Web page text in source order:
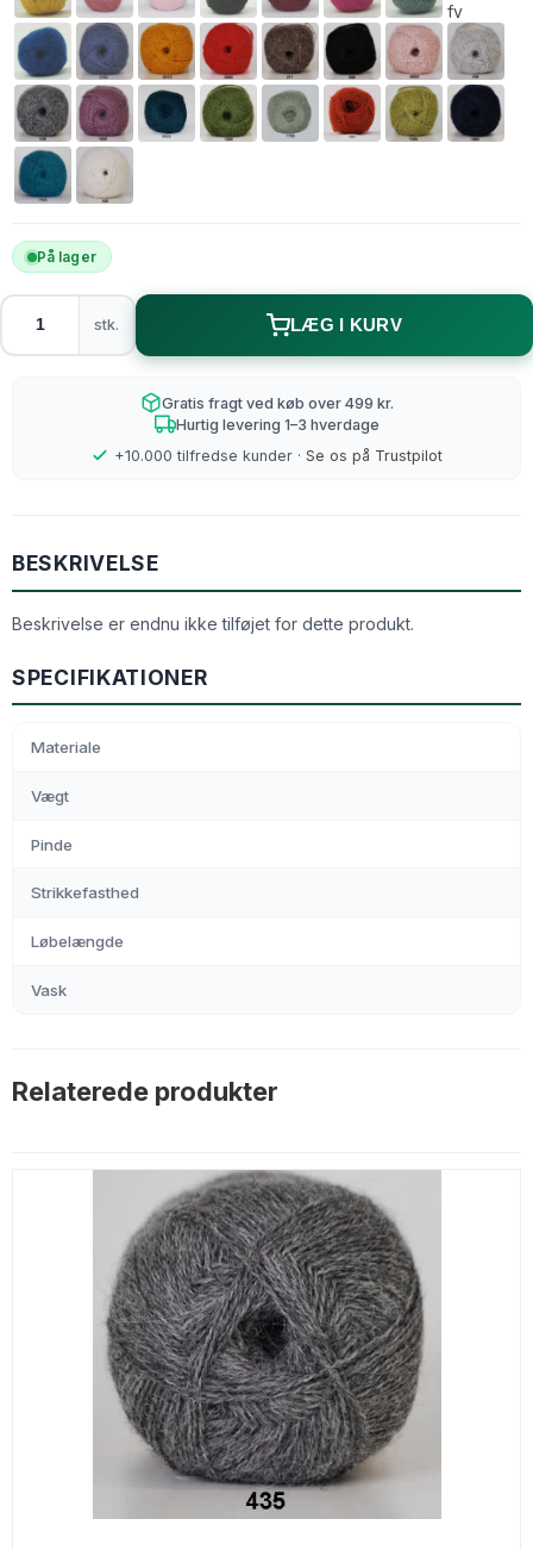
På lager
stk. LÆG I KURV
Gratis fragt ved køb over 499 kr.
Hurtig levering 1–3 hverdage
+10.000 tilfredse kunder · Se os på Trustpilot
BESKRIVELSE
Beskrivelse er endnu ikke tilføjet for dette produkt.
SPECIFIKATIONER
Materiale
Vægt
Pinde
Strikkefasthed
Løbelængde
Vask
Relaterede produkter